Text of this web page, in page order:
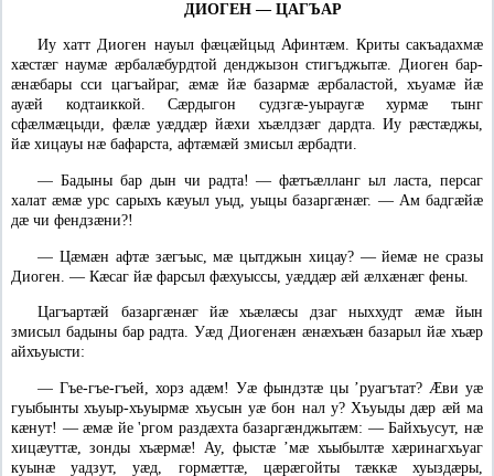
ДИОГЕН — ЦАГЪАР
Иу хатт Диоген науыл фæцæйцыд Афинтæм. Криты сакъадахмæ
хæстæг наумæ æрбалæбурдтой денджызон стигъджытæ. Диоген бар-
æнæбары сси цагъайраг, æмæ йæ базармæ æрбаластой, хъуамæ йæ
ауæй кодтаиккой. Сæрдыгон судзгæ-уыраугæ хурмæ тынг
сфæлмæцыди, фæлæ уæддæр йæхи хъæлдзæг дардта. Иу рæстæджы,
йæ хицауы нæ бафарста, афтæмæй змисыл æрбадти.
—Бадыны бар дын чи радта! — фæтъæлланг ыл ласта, персаг
халат æмæ урс сарыхъ кæуыл уыд, уыцы базаргæнæг. — Ам бадгæйæ
дæ чи фендзæни?!
— Цæмæн афтæ зæгъыс, мæ цытджын хицау? — йемæ не сразы
Диоген. — Кæсаг йæ фарсыл фæхуыссы, уæддæр æй æлхæнæг фены.
Цагъартæй базаргæнæг йæ хъæлæсы дзаг ныххудт æмæ йын
змисыл бадыны бар радта. Уæд Диогенæн æнæхъæн базарыл йæ хъæр
айхъуысти:
— Гъе-гъе-гъей, хорз адæм! Уæ фындзтæ цы ’руагътат? Ӕви уæ
гуыбынты хъуыр-хъуырмæ хъусын уæ бон нал у? Хъуыды дæр æй ма
кæнут! — æмæ йе 'ргом раздæхта базаргæнджытæм: — Байхъусут, нæ
хицæуттæ, зонды хъæрмæ! Ау, фыстæ ’мæ хъыбылтæ хæринагхъуаг
куынæ уадзут, уæд, гормæттæ, цæрæгойты тæккæ хуыздæры,